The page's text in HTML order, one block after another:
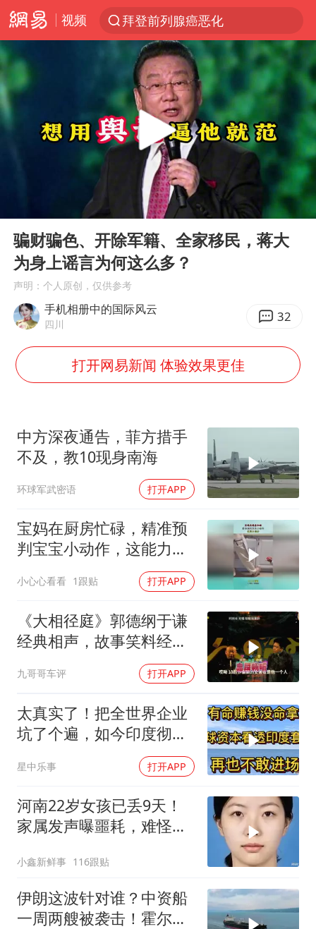
视频
拜登前列腺癌恶化
跨界融合拉长夏日经济消费链条
“白海豚”逼近浙闽沿海
“伊斯兰版北约”出现
外国游客的“中国游三件套”火了
上海大部迎大暴雨
以军士兵把枪口对准中国记者
白海豚在海上打了个结
方桃子代言广告视频已下架
WTT横滨冠军赛女单四强国乒占三席
浙江省发出今年第2号指挥长令
央视新主播李秋莹孙亚鹏亮相
构建更高水平的全民健身公共服务体系
Play
骗财骗色、开除军籍、全家移民，蒋大
为身上谣言为何这么多？
声明：个人原创，仅供参考
手机相册中的国际风云
四川 32
打开网易新闻 体验效果更佳
中方深夜通告，菲方措手
不及，教10现身南海
环球军武密语 打开APP
宝妈在厨房忙碌，精准预
判宝宝小动作，这能力满
小心心看看 1跟贴 打开APP
《大相径庭》郭德纲于谦
经典相声，故事笑料经典
九哥哥车评 打开APP
太真实了！把全世界企业
坑了个遍，如今印度彻底
星中乐事 打开APP
河南22岁女孩已丢9天！
家属发声曝噩耗，难怪搜
小鑫新鲜事 116跟贴
伊朗这波针对谁？中资船
一周两艘被袭击！霍尔木